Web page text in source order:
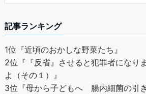
記事ランキング
1位 『近頃のおかしな野菜たち』
2位 『『反省』させると犯罪者になり
よ（その１）』
3位 『母から子どもへ 腸内細菌の引